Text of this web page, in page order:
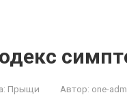
Прыщи Автор: one-